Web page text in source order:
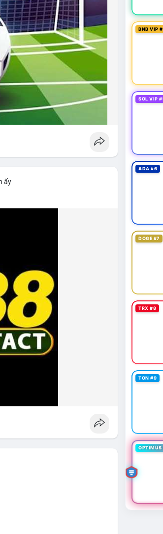
ấy
BNB VIP
SOL VIP
ADA #6
DOGE #7
TRX #8
TON #9
OPTIMUS